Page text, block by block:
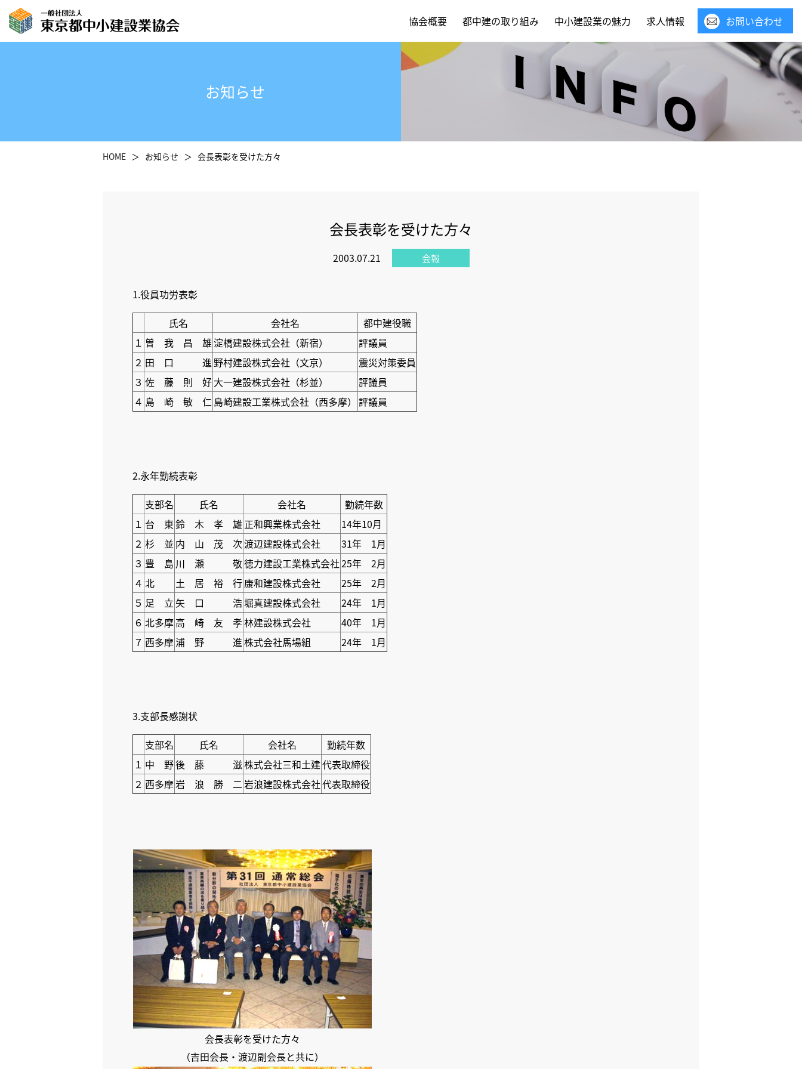
協会概要 都中建の取り組み 中小建設業の魅力 求人情報 お問い合わせ
お知らせ
HOME お知らせ 会長表彰を受けた方々
会長表彰を受けた方々
2003.07.21 会報
1.役員功労表彰
氏名
会社名
都中建役職
１ 曽 我 昌 雄淀橋建設株式会社（新宿）
評議員
２ 田 口 進 野村建設株式会社（文京）
震災対策委員
３ 佐 藤 則 好大一建設株式会社（杉並）
評議員
４ 島 崎 敏 仁島崎建設工業株式会社（西多摩） 評議員
2.永年勤続表彰
支部名
氏名 会社名
勤続年数
１ 台 東鈴 木 孝 雄正和興業株式会社
14年10月
２ 杉 並 内 山 茂 次渡辺建設株式会社
31年 1月
３ 豊 島 川 瀬 敬徳力建設工業株式会社25年 2月
４ 北 土 居 裕 行康和建設株式会社
25年 2月
５ 足 立 矢 口 浩堀真建設株式会社
24年 1月
６ 北多摩高 崎 友 孝林建設株式会社
40年 1月
７ 西多摩浦 野 進株式会社馬場組 24年 1月
3.支部長感謝状
支部名
氏名 会社名
勤続年数
１ 中 野後 藤 滋株式会社三和土建代表取締役
２ 西多摩岩 浪 勝 二岩浪建設株式会社代表取締役
会長表彰を受けた方々
（吉田会長・渡辺副会長と共に）